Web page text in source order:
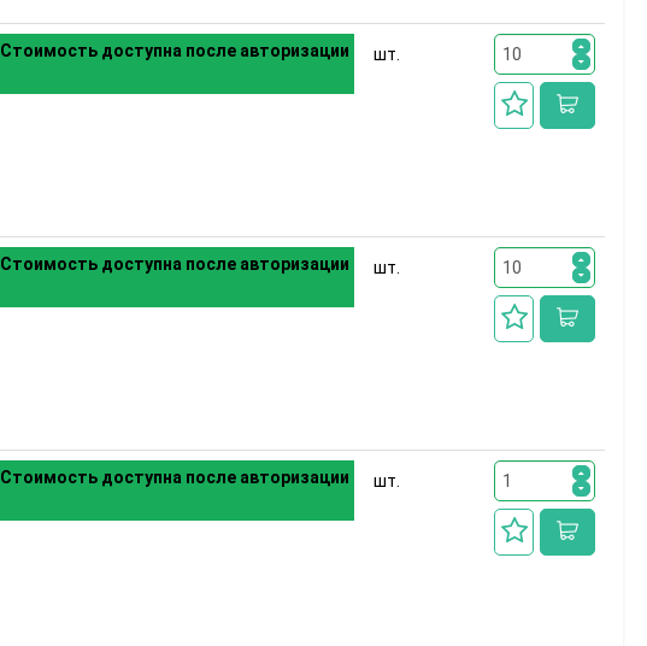
Стоимость доступна после авторизации шт.
Стоимость доступна после авторизации шт.
Стоимость доступна после авторизации шт.